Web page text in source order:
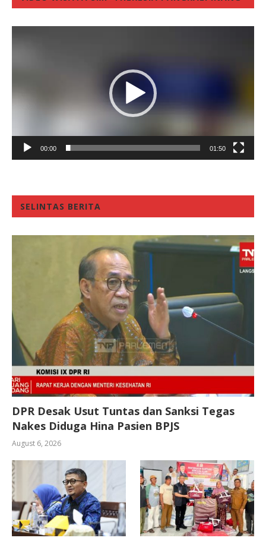
00:00 01:50
SELINTAS BERITA
DPR Desak Usut Tuntas dan Sanksi Tegas
Nakes Diduga Hina Pasien BPJS
August 6, 2026